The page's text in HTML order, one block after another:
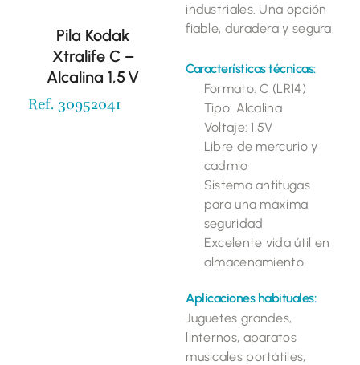
Pila Kodak
Xtralife C –
Alcalina 1,5 V
Ref. 30952041
industriales. Una opción
fiable, duradera y segura.
Características técnicas:
Formato: C (LR14)
Tipo: Alcalina
Voltaje: 1,5V
Libre de mercurio y
cadmio
Sistema antifugas
para una máxima
seguridad
Excelente vida útil en
almacenamiento
Aplicaciones habituales:
Juguetes grandes,
linternos, aparatos
musicales portátiles,